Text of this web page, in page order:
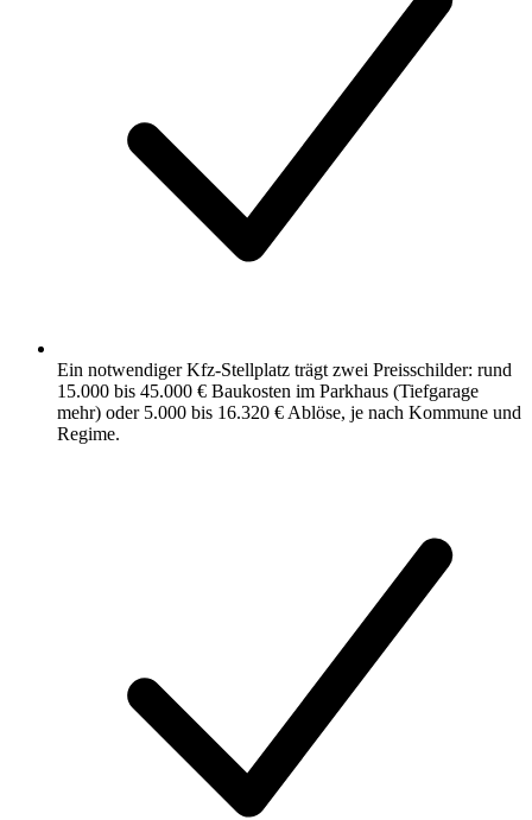
Ein notwendiger Kfz-Stellplatz trägt zwei Preisschilder: rund
15.000 bis 45.000 € Baukosten im Parkhaus (Tiefgarage
mehr) oder 5.000 bis 16.320 € Ablöse, je nach Kommune und
Regime.